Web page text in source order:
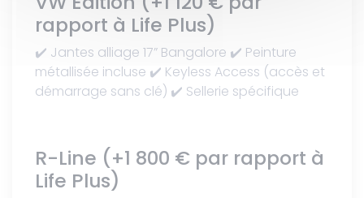
rapport à Life Plus)
✔️ Jantes alliage 17” Bangalore ✔️ Peinture
métallisée incluse ✔️ Keyless Access (accès et
démarrage sans clé) ✔️ Sellerie spécifique
R-Line (+1 800 € par rapport à
Life Plus)